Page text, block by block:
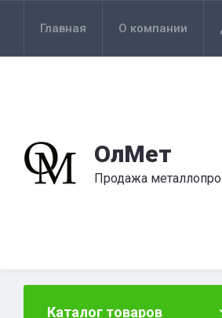
Главная О компании
ОлМет
Продажа
Каталог товаров